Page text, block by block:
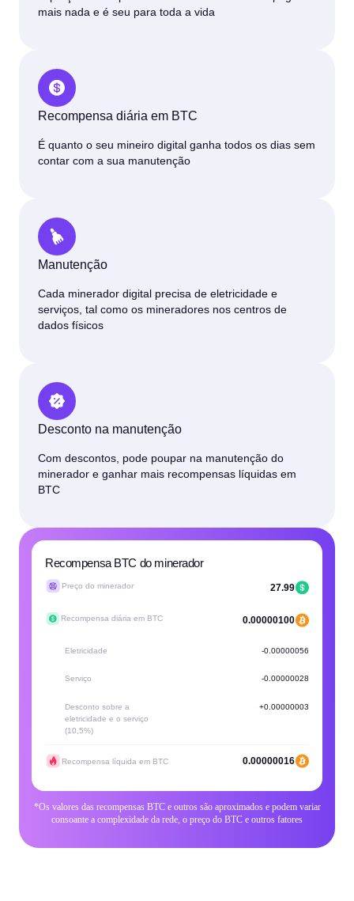
mais nada e é seu para toda a vida
Recompensa diária em BTC
É quanto o seu mineiro digital ganha todos os dias sem
contar com a sua manutenção
Manutenção
Cada minerador digital precisa de eletricidade e
serviços, tal como os mineradores nos centros de
dados físicos
Desconto na manutenção
Com descontos, pode poupar na manutenção do
minerador e ganhar mais recompensas líquidas em
BTC
Recompensa BTC do minerador
Preço do minerador 27.99
Recompensa diária em BTC 0.00000100
Eletricidade -0.00000056
Serviço -0.00000028
Desconto sobre a
eletricidade e o serviço
(10,5%)
+0.00000003
Recompensa líquida em BTC 0.00000016
*Os valores das recompensas BTC e outros são aproximados e podem variar
consoante a complexidade da rede, o preço do BTC e outros fatores